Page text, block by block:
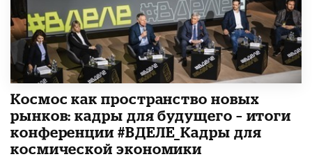
Космос как пространство новых
рынков: кадры для будущего – итоги
конференции #ВДЕЛЕ_Кадры для
космической экономики